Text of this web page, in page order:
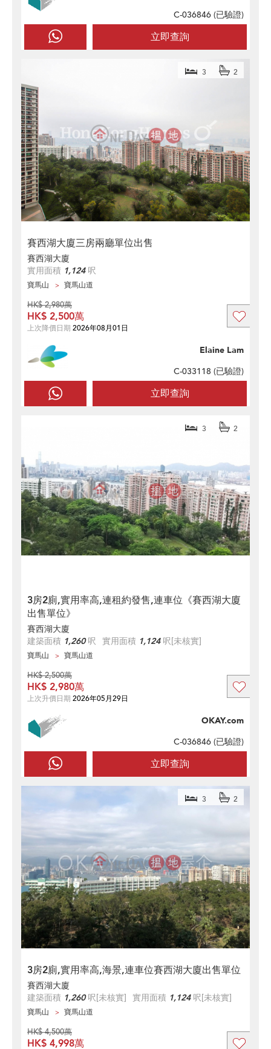
立即查詢
C-036846 (已驗證)
賽西湖大廈三房兩廳單位出售
3 2
賽西湖大廈
實用面積 1,124呎
寶馬山 寶馬山道
立即查詢
Elaine Lam
C-033118 (已驗證)
HK$ 2,980萬
HK$ 2,500萬
上次降價日期 2026年08月01日
3房2廁,實用率高,連租約發售,連車位《賽西湖大廈
出售單位》
3 2
賽西湖大廈
建築面積 1,260呎 實用面積 1,124呎[未核實]
寶馬山 寶馬山道
立即查詢
OKAY.com
C-036846 (已驗證)
HK$ 2,500萬
HK$ 2,980萬
上次升價日期 2026年05月29日
3房2廁,實用率高,海景,連車位賽西湖大廈出售單位
3 2
賽西湖大廈
建築面積 1,260呎[未核實] 實用面積 1,124呎[未核實]
寶馬山 寶馬山道
HK$ 4,500萬
HK$ 4,998萬